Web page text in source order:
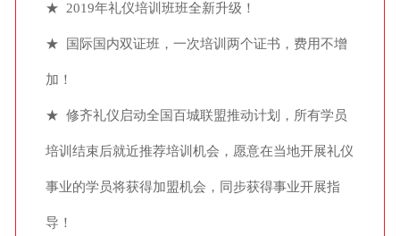
★ 2019年礼仪培训班班全新升级！
★ 国际国内双证班，一次培训两个证书，费用不增
加！
★ 修齐礼仪启动全国百城联盟推动计划，所有学员
培训结束后就近推荐培训机会，愿意在当地开展礼仪
事业的学员将获得加盟机会，同步获得事业开展指
导！